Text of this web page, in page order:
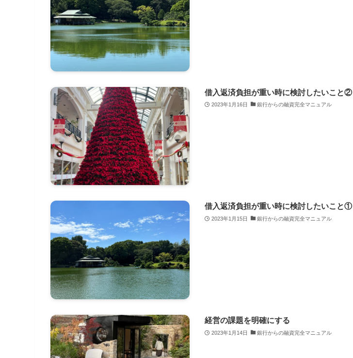
借入返済負担が重い時に検討したいこと②
2023年1月16日 銀行からの融資完全マニュアル
借入返済負担が重い時に検討したいこと①
2023年1月15日 銀行からの融資完全マニュアル
経営の課題を明確にする
2023年1月14日 銀行からの融資完全マニュアル